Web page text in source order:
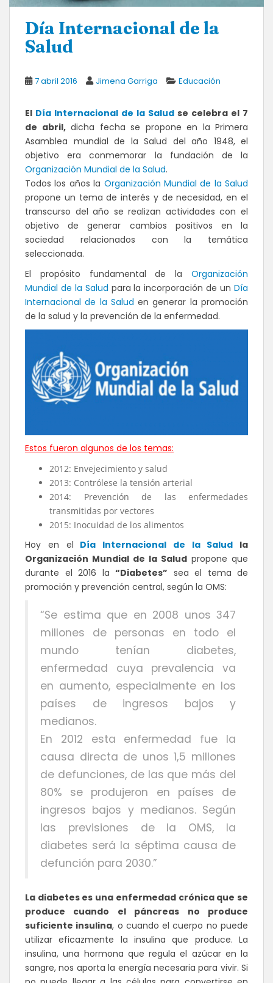
Día Internacional de la
Salud
7 abril 2016 Jimena Garriga Educación
El Día Internacional de la Salud se celebra el 7
de abril,dicha fecha se propone en la Primera
Asamblea mundial de la Salud del año 1948, el
objetivo era conmemorar la fundación de la
Organización Mundial de la Salud.
Todos los años la Organización Mundial de la Salud
propone un tema de interés y de necesidad, en el
transcurso del año se realizan actividades con el
objetivo de generar cambios positivos en la
sociedad relacionados con la temática
seleccionada.
El propósito fundamental de la Organización
Mundial de la Salud para la incorporación de unDía
Internacional de la Salud en generar la promoción
de la salud y la prevención de la enfermedad.
Estos fueron algunos de los temas:
2012: Envejecimiento y salud
2013: Contrólese la tensión arterial
2014: Prevención de las enfermedades
transmitidas por vectores
2015: Inocuidad de los alimentos
Hoy en el Día Internacional de la Salud la
Organización Mundial de la Salud propone que
durante el 2016 la “Diabetes” sea el tema de
promoción y prevención central, según la OMS:
“Se estima que en 2008 unos 347
millones de personas en todo el
mundo tenían diabetes,
enfermedad cuya prevalencia va
en aumento, especialmente en los
países de ingresos bajos y
medianos.
En 2012 esta enfermedad fue la
causa directa de unos 1,5 millones
de defunciones, de las que más del
80% se produjeron en países de
ingresos bajos y medianos. Según
las previsiones de la OMS, la
diabetes será la séptima causa de
defunción para 2030.”
La diabetes es una enfermedad crónica que se
produce cuando el páncreas no produce
suficiente insulina, o cuando el cuerpo no puede
utilizar eficazmente la insulina que produce. La
insulina, una hormona que regula el azúcar en la
sangre, nos aporta la energía necesaria para vivir. Si